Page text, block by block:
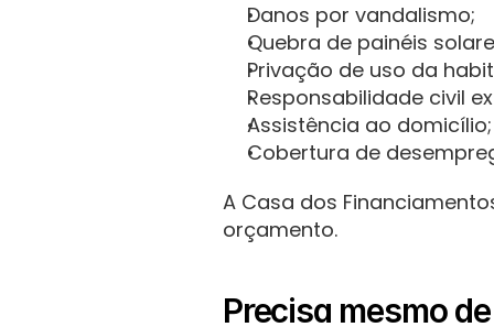
Danos por vandalismo;
Quebra de painéis
Privação de uso da
Responsabilidade civil
Assistência ao domicílio;
Cobertura de
A Casa dos
orçamento.
Precisa mesmo